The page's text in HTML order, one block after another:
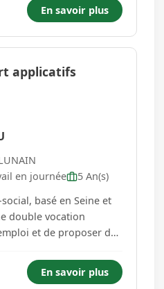
des événements de
En savoir plus
applicatifs
en journée
5 An(s)
basé en Seine et
double vocation
et de proposer des
à des demandeurs
professionnelle.
En savoir plus